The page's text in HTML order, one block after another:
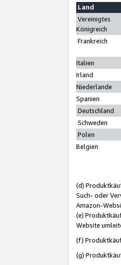
Land
Vereinigtes
Königreich
Frankreich
Italien
Irland
Niederlande
Spanien
Deutschland
Schweden
Polen
Belgien
(d)
Such- oder
Amazon-
(e)
Website
(f)
(g)